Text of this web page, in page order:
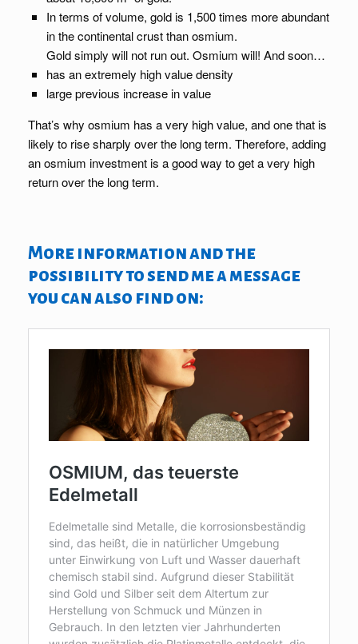
In terms of volume, gold is 1,500 times more abundant
in the continental crust than osmium.
Gold simply will not run out. Osmium will! And soon…
has an extremely high value density
large previous increase in value
That’s why osmium has a very high value, and one that is
likely to rise sharply over the long term. Therefore, adding
an osmium investment is a good way to get a very high
return over the long term.
More information and the
possibility to send me a message
you can also find on: